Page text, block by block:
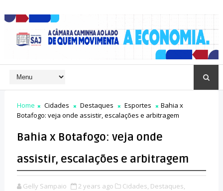
Home Cidades Destaques Esportes
Bahia x
Botafogo: veja onde assistir, escalações e arbitragem
Bahia x Botafogo: veja onde
assistir, escalações e arbitragem
Gelly Sampaio 2 years ago Cidades, Destaques,